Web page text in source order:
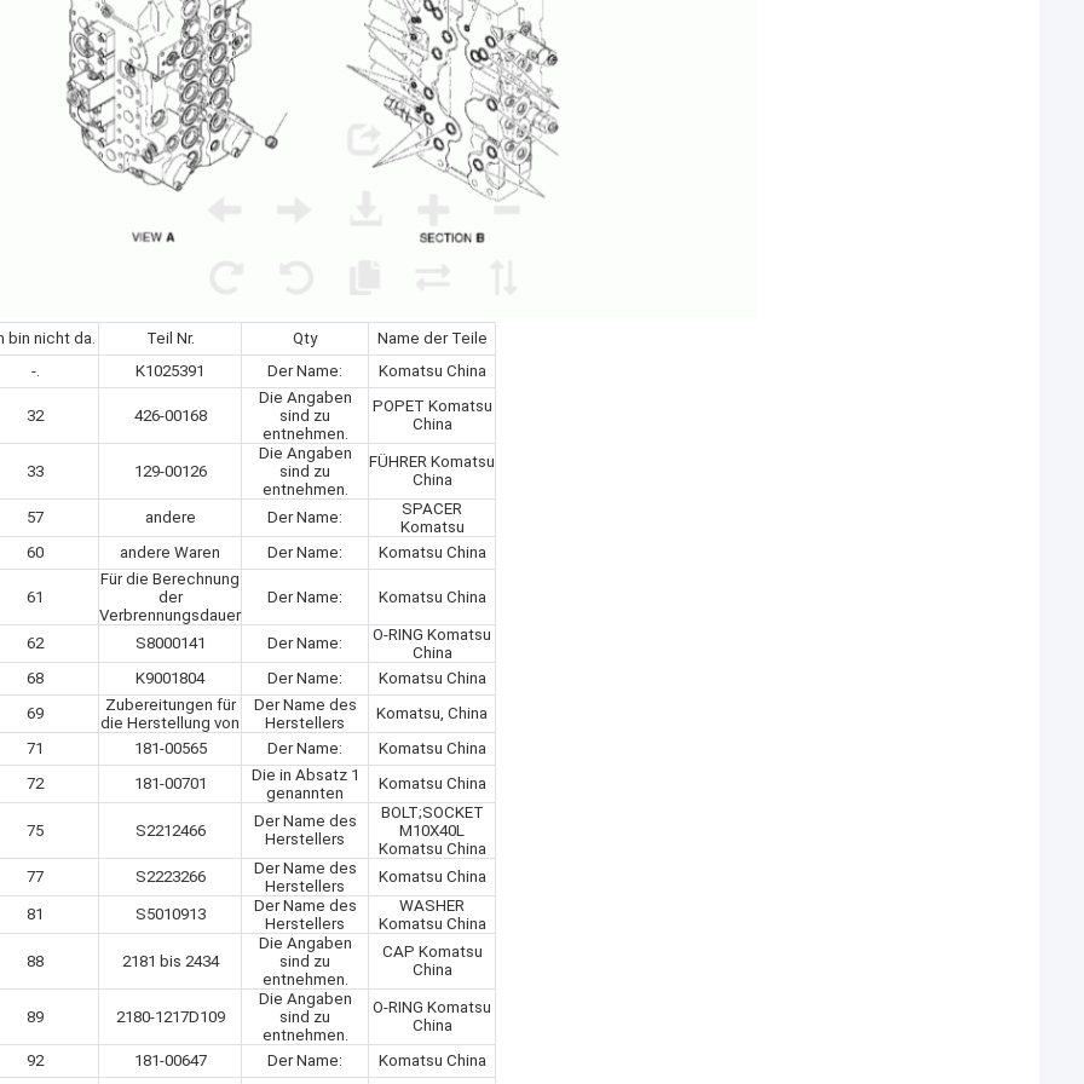
bin nicht da. Teil Nr. Qty
Name der Teile
-.
K1025391 Der Name: Komatsu China
32 426-00168
Die Angaben
sind zu
entnehmen.
POPET Komatsu
China
33 129-00126
Die Angaben
sind zu
entnehmen.
FÜHRER Komatsu
China
57 andere Der Name:
SPACER
Komatsu
60
andere Waren Der Name: Komatsu China
61
Für die Berechnung
der
Verbrennungsdauer
Der Name: Komatsu China
62 S8000141 Der Name:
O-RING Komatsu
China
68
K9001804 Der Name:
Komatsu China
69
Zubereitungen für
die Herstellung von
Der Name des
Herstellers
Komatsu, China
71
181-00565 Der Name:
Komatsu China
72
181-00701
Die in Absatz 1
genannten
Komatsu China
75 S2212466
Der Name des
Herstellers
BOLT;SOCKET
M10X40L
Komatsu China
77
S2223266
Der Name des
Herstellers
Komatsu China
81 S5010913
Der Name des
Herstellers
WASHER
Komatsu China
88 2181 bis 2434
Die Angaben
sind zu
entnehmen.
CAP Komatsu
China
89 2180-1217D109
Die Angaben
sind zu
entnehmen.
O-RING Komatsu
China
92
181-00647 Der Name: Komatsu China